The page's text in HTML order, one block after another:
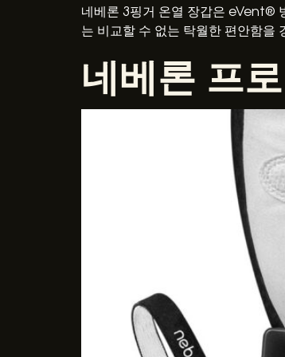
네베론 3핑거 온열 장갑은 eVent®
는 비교할 수 없는 탁월한 편안함을
네베론 프